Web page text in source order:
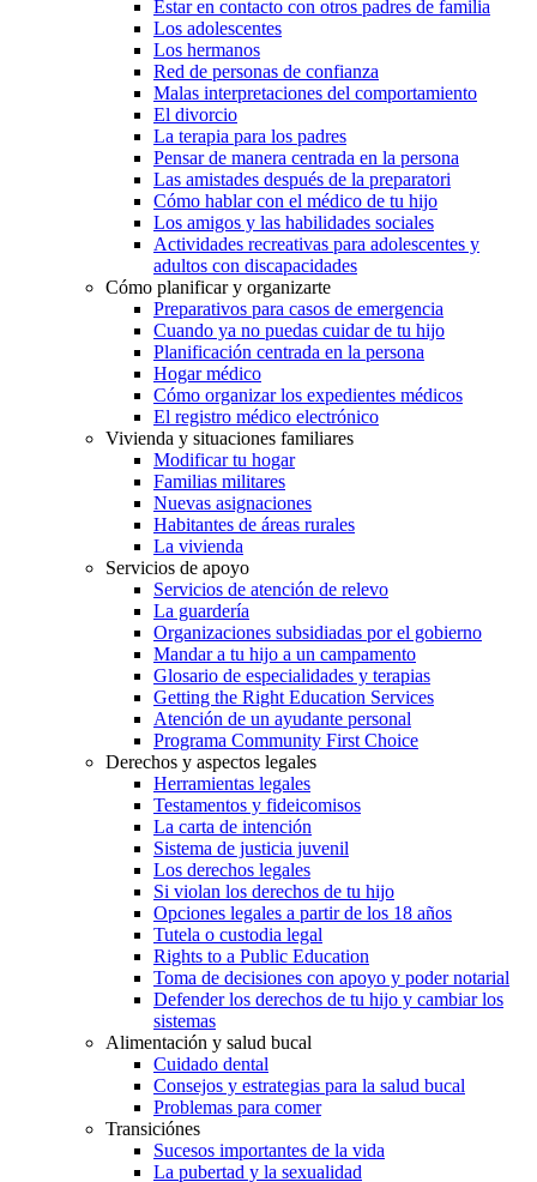
Estar en contacto con otros padres de familia
Los adolescentes
Los hermanos
Red de personas de confianza
Malas interpretaciones del comportamiento
El divorcio
La terapia para los padres
Pensar de manera centrada en la persona
Las amistades después de la preparatori
Cómo hablar con el médico de tu hijo
Los amigos y las habilidades sociales
Actividades recreativas para adolescentes y
adultos con discapacidades
Cómo planificar y organizarte
Preparativos para casos de emergencia
Cuando ya no puedas cuidar de tu hijo
Planificación centrada en la persona
Hogar médico
Cómo organizar los expedientes médicos
El registro médico electrónico
Vivienda y situaciones familiares
Modificar tu hogar
Familias militares
Nuevas asignaciones
Habitantes de áreas rurales
La vivienda
Servicios de apoyo
Servicios de atención de relevo
La guardería
Organizaciones subsidiadas por el gobierno
Mandar a tu hijo a un campamento
Glosario de especialidades y terapias
Getting the Right Education Services
Atención de un ayudante personal
Programa Community First Choice
Derechos y aspectos legales
Herramientas legales
Testamentos y fideicomisos
La carta de intención
Sistema de justicia juvenil
Los derechos legales
Si violan los derechos de tu hijo
Opciones legales a partir de los 18 años
Tutela o custodia legal
Rights to a Public Education
Toma de decisiones con apoyo y poder notarial
Defender los derechos de tu hijo y cambiar los
sistemas
Alimentación y salud bucal
Cuidado dental
Consejos y estrategias para la salud bucal
Problemas para comer
Transiciónes
Sucesos importantes de la vida
La pubertad y la sexualidad